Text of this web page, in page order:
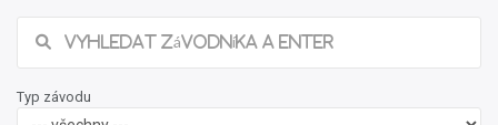
Typ závodu